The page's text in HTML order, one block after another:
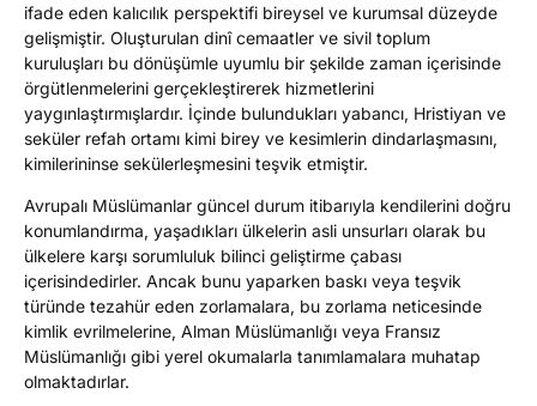
ifade eden kalıcılık perspektifi bireysel ve kurumsal düzeyde
gelişmiştir. Oluşturulan dinî cemaatler ve sivil toplum
kuruluşları bu dönüşümle uyumlu bir şekilde zaman içerisinde
örgütlenmelerini gerçekleştirerek hizmetlerini
yaygınlaştırmışlardır. İçinde bulundukları yabancı, Hristiyan ve
seküler refah ortamı kimi birey ve kesimlerin dindarlaşmasını,
kimilerininse sekülerleşmesini teşvik etmiştir.
Avrupalı Müslümanlar güncel durum itibarıyla kendilerini doğru
konumlandırma, yaşadıkları ülkelerin asli unsurları olarak bu
ülkelere karşı sorumluluk bilinci geliştirme çabası
içerisindedirler. Ancak bunu yaparken baskı veya teşvik
türünde tezahür eden zorlamalara, bu zorlama neticesinde
kimlik evrilmelerine, Alman Müslümanlığı veya Fransız
Müslümanlığı gibi yerel okumalarla tanımlamalara muhatap
olmaktadırlar.